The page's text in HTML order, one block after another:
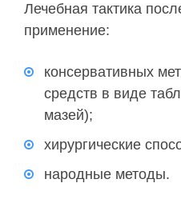
Лечебная тактика
применение:
консервативных
средств в виде
мазей);
хирургические
народные методы.